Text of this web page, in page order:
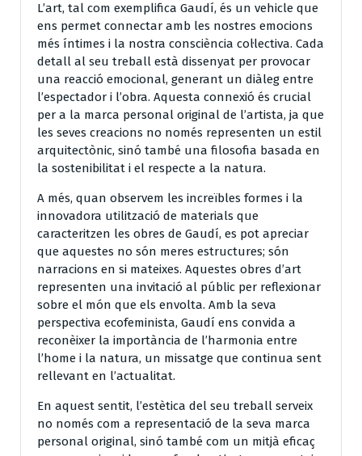
L’art, tal com exemplifica Gaudí, és un vehicle que
ens permet connectar amb les nostres emocions
més íntimes i la nostra consciència col·lectiva. Cada
detall al seu treball està dissenyat per provocar
una reacció emocional, generant un diàleg entre
l’espectador i l’obra. Aquesta connexió és crucial
per a la marca personal original de l’artista, ja que
les seves creacions no només representen un estil
arquitectònic, sinó també una filosofia basada en
la sostenibilitat i el respecte a la natura.
A més, quan observem les increïbles formes i la
innovadora utilització de materials que
caracteritzen les obres de Gaudí, es pot apreciar
que aquestes no són meres estructures; són
narracions en si mateixes. Aquestes obres d’art
representen una invitació al públic per reflexionar
sobre el món que els envolta. Amb la seva
perspectiva ecofeminista, Gaudí ens convida a
reconèixer la importància de l’harmonia entre
l’home i la natura, un missatge que continua sent
rellevant en l’actualitat.
En aquest sentit, l’estètica del seu treball serveix
no només com a representació de la seva marca
personal original, sinó també com un mitjà eficaç